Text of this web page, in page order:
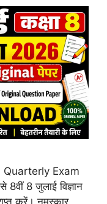
Exam
8वीं 8 जुलाई विज्ञान
करें। नमस्कार